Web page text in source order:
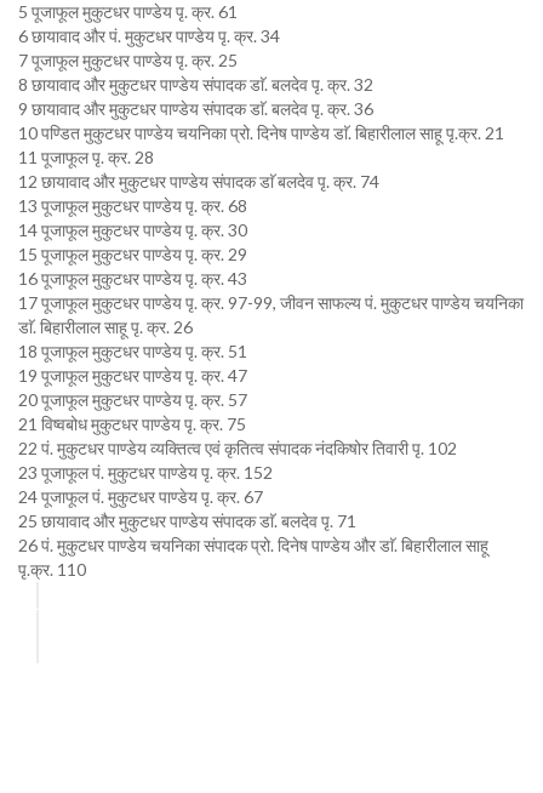
5 पूजाफूल मुकुटधर पाण्डेय पृ. क्र. 61
6 छायावाद और पं. मुकुटधर पाण्डेय पृ. क्र. 34
7 पूजाफूल मुकुटधर पाण्डेय पृ. क्र. 25
8 छायावाद और मुकुटधर पाण्डेय संपादक डाॅ. बलदेव पृ. क्र. 32
9 छायावाद और मुकुटधर पाण्डेय संपादक डाॅ. बलदेव पृ. क्र. 36
10 पण्डित मुकुटधर पाण्डेय चयनिका प्रो. दिनेष पाण्डेय डाॅ. बिहारीलाल साहू पृ.क्र. 21
11 पूजाफूल पृ. क्र. 28
12 छायावाद और मुकुटधर पाण्डेय संपादक डाॅ बलदेव पृ. क्र. 74
13 पूजाफूल मुकुटधर पाण्डेय पृ. क्र. 68
14 पूजाफूल मुकुटधर पाण्डेय पृ. क्र. 30
15 पूजाफूल मुकुटधर पाण्डेय पृ. क्र. 29
16 पूजाफूल मुकुटधर पाण्डेय पृ. क्र. 43
17 पूजाफूल मुकुटधर पाण्डेय पृ. क्र. 97-99, जीवन साफल्य पं. मुकुटधर पाण्डेय चयनिका
डाॅ. बिहारीलाल साहू पृ. क्र. 26
18 पूजाफूल मुकुटधर पाण्डेय पृ. क्र. 51
19 पूजाफूल मुकुटधर पाण्डेय पृ. क्र. 47
20 पूजाफूल मुकुटधर पाण्डेय पृ. क्र. 57
21 विष्वबोध मुकुटधर पाण्डेय पृ. क्र. 75
22 पं. मुकुटधर पाण्डेय व्यक्तित्व एवं कृतित्व संपादक नंदकिषोर तिवारी पृ. 102
23 पूजाफूल पं. मुकुटधर पाण्डेय पृ. क्र. 152
24 पूजाफूल पं. मुकुटधर पाण्डेय पृ. क्र. 67
25 छायावाद और मुकुटधर पाण्डेय संपादक डाॅ. बलदेव पृ. 71
26 पं. मुकुटधर पाण्डेय चयनिका संपादक प्रो. दिनेष पाण्डेय और डाॅ. बिहारीलाल साहू
पृ.क्र. 110